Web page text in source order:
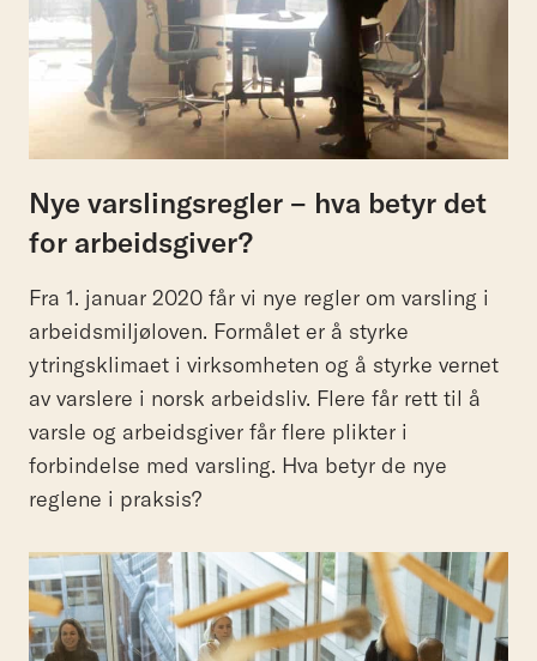
Nye varslingsregler – hva betyr det
for arbeidsgiver?
Fra 1. januar 2020 får vi nye regler om varsling i
arbeidsmiljøloven. Formålet er å styrke
ytringsklimaet i virksomheten og å styrke vernet
av varslere i norsk arbeidsliv. Flere får rett til å
varsle og arbeidsgiver får flere plikter i
forbindelse med varsling. Hva betyr de nye
reglene i praksis?